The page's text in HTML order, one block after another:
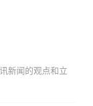
新闻的观点和立